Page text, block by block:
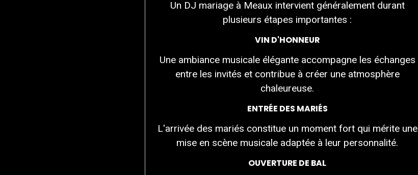
Un DJ mariage à Meaux intervient généralement durant
plusieurs étapes importantes :
VIN D'HONNEUR
Une ambiance musicale élégante accompagne les échanges
entre les invités et contribue à créer une atmosphère
chaleureuse.
ENTRÉE DES MARIÉS
L'arrivée des mariés constitue un moment fort qui mérite une
mise en scène musicale adaptée à leur personnalité.
OUVERTURE DE BAL